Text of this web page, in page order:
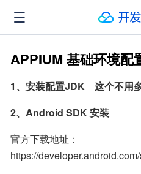
APPIUM 基础环境配
1、安装配置JDK    这个不用
2、Android SDK 安装
官方下载地址：
https://